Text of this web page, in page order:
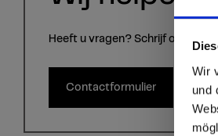
Wir
und
Heeft u vragen? Schrijf ons via
Contactformulier